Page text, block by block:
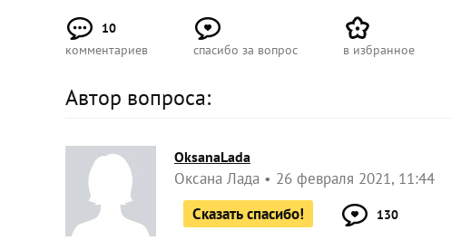
10
комментариев
спасибо за вопрос в избранное
Автор вопроса:
OksanaLada
Оксана Лада
26 февраля 2021, 11:44
Сказать спасибо!
130